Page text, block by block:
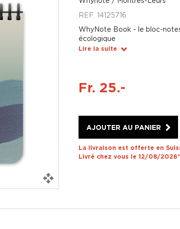
REF. 14125716
WhyNote Book - le bloc-
écologique
Lire la suite
Fr. 25.-
AJOUTER AU PANIER
La livraison est offerte en
Livré chez vous le 12/08/2026*